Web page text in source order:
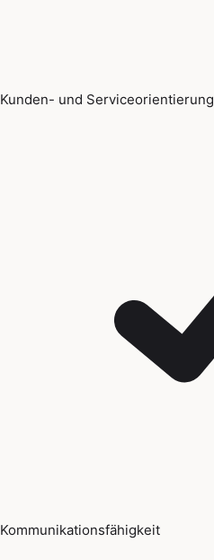
Kunden- und Serviceorientierung
Kommunikationsfähigkeit